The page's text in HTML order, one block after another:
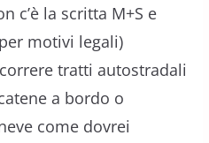
c’è la scritta M+S e
motivi legali)
tratti autostradali
a bordo o
come dovrei